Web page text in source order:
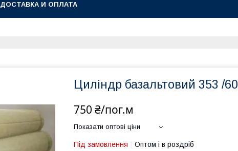
ДОСТАВКА И ОПЛАТА
Циліндр базальтовий 353 /60
750 ₴/пог.м
Показати оптові ціни
Під замовлення
Оптом і в роздріб